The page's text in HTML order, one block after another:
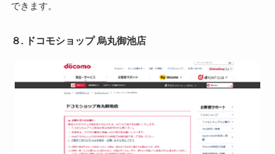
できます。
８. ドコモショップ 烏丸御池店